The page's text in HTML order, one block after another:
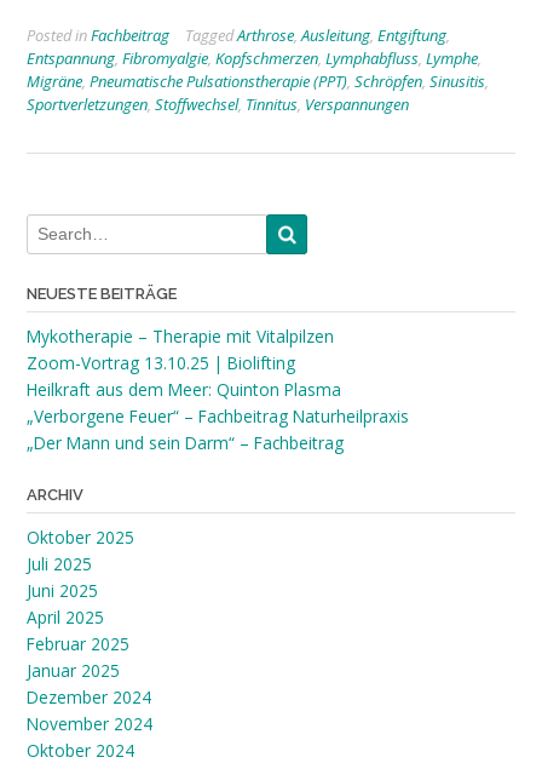
Posted inFachbeitrag TaggedArthrose,Ausleitung, Entgiftung,
Entspannung, Fibromyalgie, Kopfschmerzen, Lymphabfluss, Lymphe,
Migräne, Pneumatische Pulsationstherapie (PPT), Schröpfen, Sinusitis,
Sportverletzungen, Stoffwechsel, Tinnitus, Verspannungen
NEUESTE BEITRÄGE
Mykotherapie – Therapie mit Vitalpilzen
Zoom-Vortrag 13.10.25 | Biolifting
Heilkraft aus dem Meer: Quinton Plasma
„Verborgene Feuer“ – Fachbeitrag Naturheilpraxis
„Der Mann und sein Darm“ – Fachbeitrag
ARCHIV
Oktober 2025
Juli 2025
Juni 2025
April 2025
Februar 2025
Januar 2025
Dezember 2024
November 2024
Oktober 2024